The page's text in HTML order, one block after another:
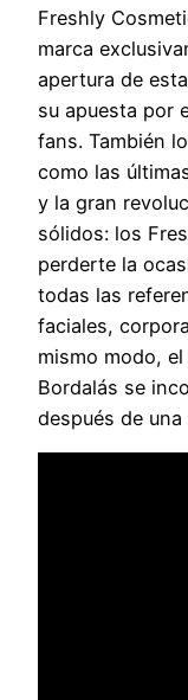
Freshly
marca
apertura de
su apuesta por
fans. También
como las
y la gran
sólidos: los
perderte la
todas las
faciales,
mismo modo, el
Bordalás se
después de una